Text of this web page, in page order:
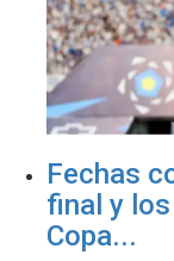
Fechas
final y
Copa...